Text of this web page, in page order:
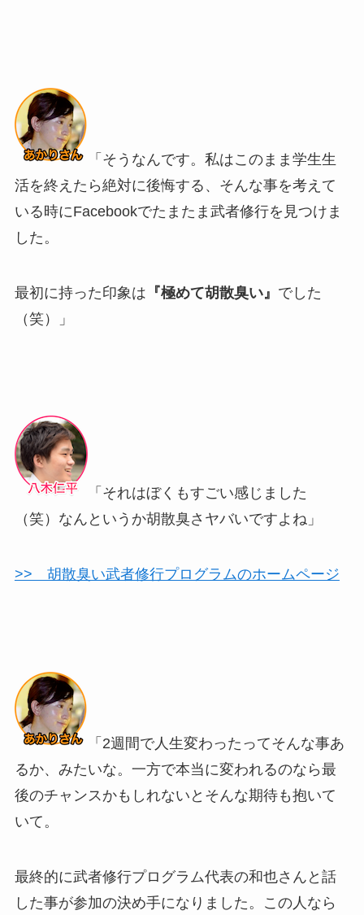
「そうなんです。私はこのまま学生生
活を終えたら絶対に後悔する、そんな事を考えて
いる時にFacebookでたまたま武者修行を見つけま
した。
最初に持った印象は 『極めて胡散臭い』 でした
（笑）」
「それはぼくもすごい感じました
（笑）なんというか胡散臭さヤバいですよね」
>> 胡散臭い武者修行プログラムのホームページ
「2週間で人生変わったってそんな事あ
るか、みたいな。一方で本当に変われるのなら最
後のチャンスかもしれないとそんな期待も抱いて
いて。
最終的に武者修行プログラム代表の和也さんと話
した事が参加の決め手になりました。この人なら